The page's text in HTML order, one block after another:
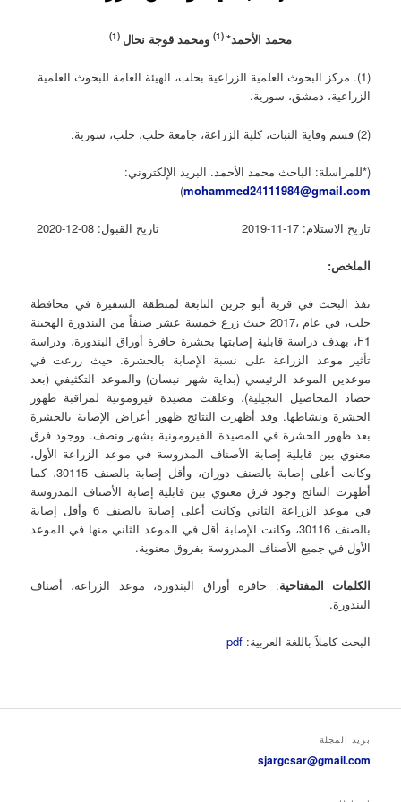
محمد الأحمد*
(1) ومحمد قوجة نحال (
1
)
(1). مركز البحوث العلمية الزراعية بحلب، الهيئة العامة للبحوث العلمية
الزراعية، دمشق، سورية.
(2) قسم وقاية النبات، كلية الزراعة، جامعة حلب، حلب، سورية.
(*للمراسلة: الباحث محمد الأحمد. البريد الإلكتروني:
mohammed24111984@gmail.com
)
تاريخ الاستلام: 17-11-2019 تاريخ القبول: 08-12-2020
الملخص:
نفذ البحث في قرية أبو جرين التابعة لمنطقة السفيرة في محافظة
حلب، في عام ،2017 حيث زرع خمسة عشر صنفاً من البندورة الهجينة
F1، بهدف دراسة قابلية إصابتها بحشرة حافرة أوراق البندورة، ودراسة
تأثير موعد الزراعة على نسبة الإصابة بالحشرة. حيث زرعت في
موعدين الموعد الرئيسي (بداية شهر نيسان) والموعد التكثيفي (بعد
حصاد المحاصيل النجيلية)، وعلقت مصيدة فيرومونية لمراقبة ظهور
الحشرة ونشاطها. وقد أظهرت النتائج ظهور أعراض الإصابة بالحشرة
بعد ظهور الحشرة في المصيدة الفيرومونية بشهر ونصف. ووجود فرق
معنوي بين قابلية إصابة الأصناف المدروسة في موعد الزراعة الأول،
وكانت أعلى إصابة بالصنف دوران، وأقل إصابة بالصنف 30115، كما
أظهرت النتائج وجود فرق معنوي بين قابلية إصابة الأصناف المدروسة
في موعد الزراعة الثاني وكانت أعلى إصابة بالصنف 6 وأقل إصابة
بالصنف 30116، وكانت الإصابة أقل في الموعد الثاني منها في الموعد
الأول في جميع الأصناف المدروسة بفروق معنوية.
الكلمات المفتاحية: حافرة أوراق البندورة، موعد الزراعة، أصناف
البندورة.
البحث كاملاً باللغة العربية:pdf
بريد المجلة
sjargcsar@gmail.com